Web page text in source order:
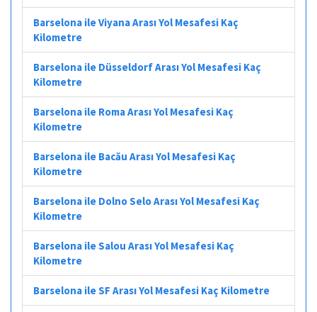
Barselona ile Viyana Arası Yol Mesafesi Kaç
Kilometre
Barselona ile Düsseldorf Arası Yol Mesafesi Kaç
Kilometre
Barselona ile Roma Arası Yol Mesafesi Kaç
Kilometre
Barselona ile Bacău Arası Yol Mesafesi Kaç
Kilometre
Barselona ile Dolno Selo Arası Yol Mesafesi Kaç
Kilometre
Barselona ile Salou Arası Yol Mesafesi Kaç
Kilometre
Barselona ile SF Arası Yol Mesafesi Kaç Kilometre